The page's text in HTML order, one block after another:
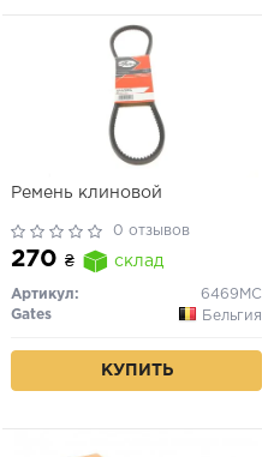
Ремень клиновой
0 отзывов
270 ₴ склад
Артикул:
6469MC
Gates
Бельгия
КУПИТЬ